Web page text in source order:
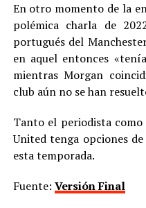
En otro momento de la
polémica charla de
portugués del
en aquel entonces
mientras Morgan
club aún no se han
Tanto el periodista
United tenga opciones
esta temporada.
Fuente: Versión Final